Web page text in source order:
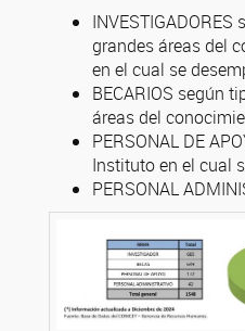
grandes áreas del
en el cual se
BECARIOS según
áreas del
PERSONAL DE
Instituto en el cual
PERSONAL